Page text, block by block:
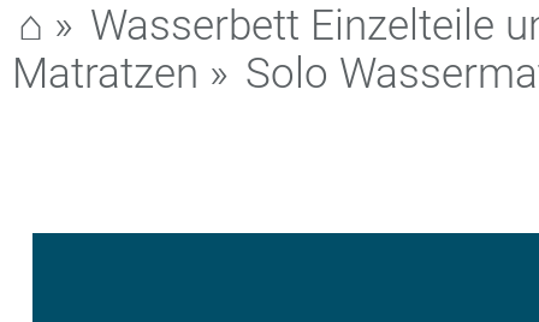
⌂ » Wasserbett Einzelteile
Matratzen » Solo